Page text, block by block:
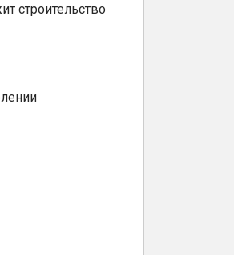
строительство